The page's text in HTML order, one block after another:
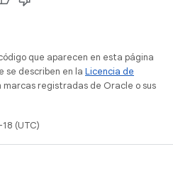
que aparecen en esta página
se describen en la Licencia de
marcas registradas de Oracle o sus
(UTC)